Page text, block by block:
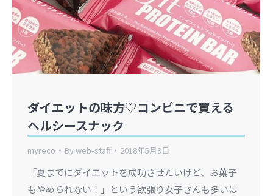
ダイエットの味方♡コンビニで買える
ヘルシースナック
myreco Byweb-staff 2018年5月9日
「夏までにダイエットを成功させたいけど、お菓子
もやめられない！」という欲張り女子さんも多いは